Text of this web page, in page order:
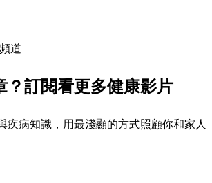
道
？訂閱看更多健康影片
疾病知識，用最淺顯的方式照顧你和家人